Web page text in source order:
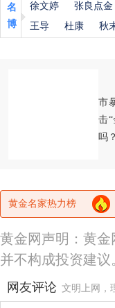
名
博
徐文婷 张良点金
王导
杜康 秋
市
击
吗
黄金名家热力榜
黄金网声明：黄
并不构成投资建议
网友评论 文明上网，